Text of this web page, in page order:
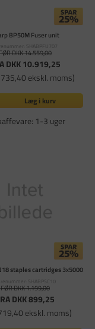
BP50M Fuser unit
SHABPFU707
DKK 14.559,00
DKK 10.919,25
ekskl. moms)
Læg i kurv
1-3 uger
staples cartridges 3x5000
SHABPSC10
FØR DKK 1.199,00
DKK 899,25
ekskl. moms)